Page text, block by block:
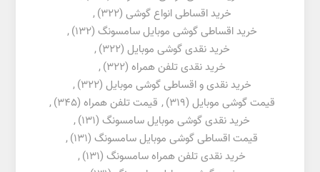
خرید اقساطی انواع گوشی (322)
,
خرید اقساطی گوشی موبایل سامسونگ (132)
,
خرید نقدی گوشی موبایل (322)
,
خرید نقدی تلفن همراه (322)
,
خرید نقدی و اقساطی گوشی موبایل (322)
,
قیمت گوشی موبایل (319)
, قیمت تلفن همراه (345)
,
خرید نقدی گوشی موبایل سامسونگ (131)
,
قیمت اقساطی گوشی موبایل سامسونگ (131)
,
خرید نقدی تلفن همراه سامسونگ (131)
,